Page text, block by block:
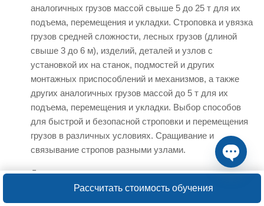
аналогичных грузов массой свыше 5 до 25 т для их
подъема, перемещения и укладки. Строповка и увязка
грузов средней сложности, лесных грузов (длиной
свыше 3 до 6 м), изделий, деталей и узлов с
установкой их на станок, подмостей и других
монтажных приспособлений и механизмов, а также
других аналогичных грузов массой до 5 т для их
подъема, перемещения и укладки. Выбор способов
для быстрой и безопасной строповки и перемещения
грузов в различных условиях. Сращивание и
связывание стропов разными узлами.
Должен знать:визуальное определение массы и
центра тяжести перемещаемых грузов; правила
строповки, подъема и перемещения простых тяжелых
Open
Рассчитать стоимость обучения